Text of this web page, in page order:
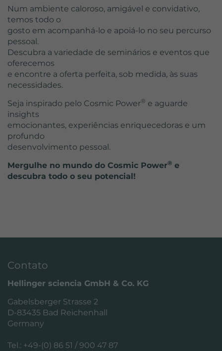
Num ambiente caloroso, amigável e convidativo,
temos todo o
gosto em acompanhá-lo e apoiá-lo no seu percurso
pessoal.
Descubra a variedade de seminários e eventos que
oferecemos
e encontre a oferta perfeita, sob medida, às suas
necessidades.
Seja inspirado pelo Cosmic Power® e aguarde
insights
emocionantes, experiências enriquecedoras e um
profundo
desenvolvimento pessoal.
Mergulhe no mundo do Cosmic Power® e
descubra todo o seu potencial!
Contato
Hellinger sciencia GmbH & Co. KG
Gabelsberger Strasse 2
D-83435 Bad Reichenhall
Germany
Tel.: +49-(0) 86 51 / 900 47 87